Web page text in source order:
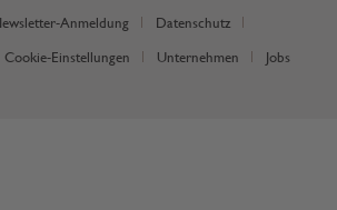
Anmeldung Datenschutz
Cookie-Einstellungen Unternehmen Jobs